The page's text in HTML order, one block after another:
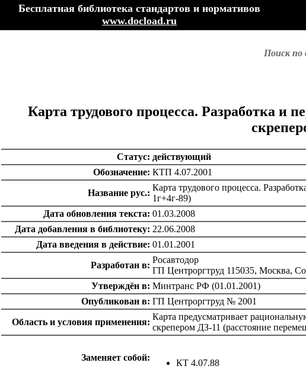
Бесплатная библиотека стандартов и нормативов
www.docload.ru
Поиск по
Карта трудового процесса. Разработка и
Статус: действующий
Обозначение: КТП 4.07.2001
Название рус.:
Карта трудового процесса.
1г+4г-89)
Дата обновления текста: 01.03.2008
Дата добавления в библиотеку: 22.06.2008
Дата введения в действие: 01.01.2001
Разработан в:
Росавтодор
ГП Центроргтруд 115035, Москва,
Утверждён в: Минтранс РФ (01.01.2001)
Опубликован в: ГП Центроргтруд № 2001
Область и условия применения:
Карта предусматривает
скрепером ДЗ-11 (расстояние
Заменяет собой:
КТ 4.07.88